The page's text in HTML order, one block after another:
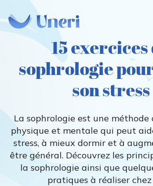
15 exercices
sophrologie
son stress
La sophrologie est une
physique et mentale qui peut
stress, à mieux dormir et à
être général. Découvrez les
la sophrologie ainsi que
pratiques à réaliser chez